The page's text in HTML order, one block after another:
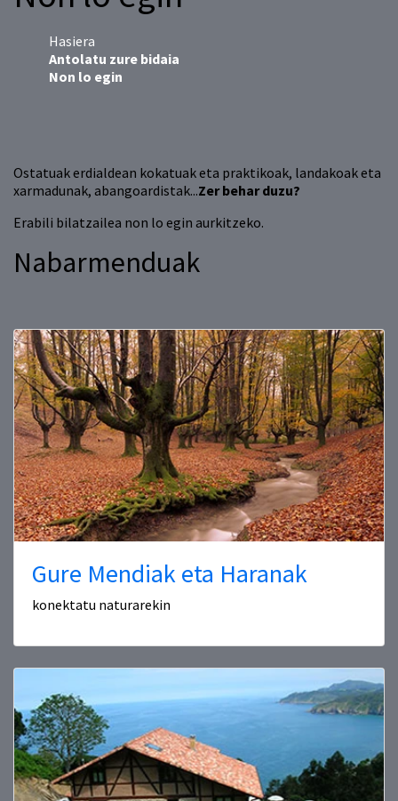
Hasiera
Antolatu zure bidaia
Non lo egin
Ostatuak erdialdean kokatuak eta praktikoak, landakoak eta
xarmadunak, abangoardistak...Zer behar duzu?
Erabili bilatzailea non lo egin aurkitzeko.
Nabarmenduak
Gure Mendiak eta Haranak
konektatu naturarekin